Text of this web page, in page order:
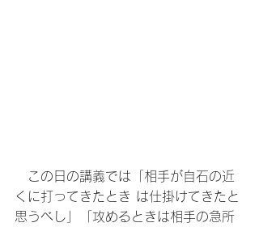
この日の講義では「相手が自石の近
くに打ってきたとき は仕掛けてきたと
思うべし」「攻めるときは相手の急所